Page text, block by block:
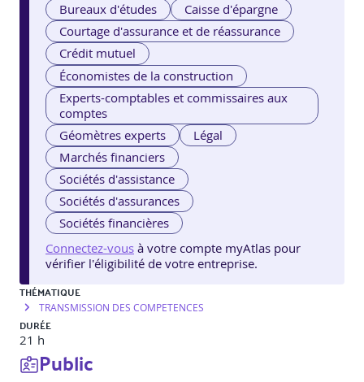
Bureaux d'études
Caisse d'épargne
Courtage d'assurance et de réassurance
Crédit mutuel
Économistes de la construction
Experts-comptables et commissaires aux
comptes
Géomètres experts
Légal
Marchés financiers
Sociétés d'assistance
Sociétés d'assurances
Sociétés financières
Connectez-vous à votre compte myAtlas pour
vérifier l'éligibilité de votre entreprise.
THÉMATIQUE
TRANSMISSION DES COMPETENCES
DURÉE
21 h
Public